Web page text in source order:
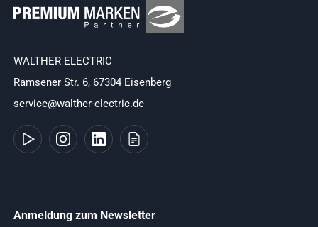
WALTHER ELECTRIC
Ramsener Str. 6, 67304 Eisenberg
service@walther-electric.de
Anmeldung zum Newsletter